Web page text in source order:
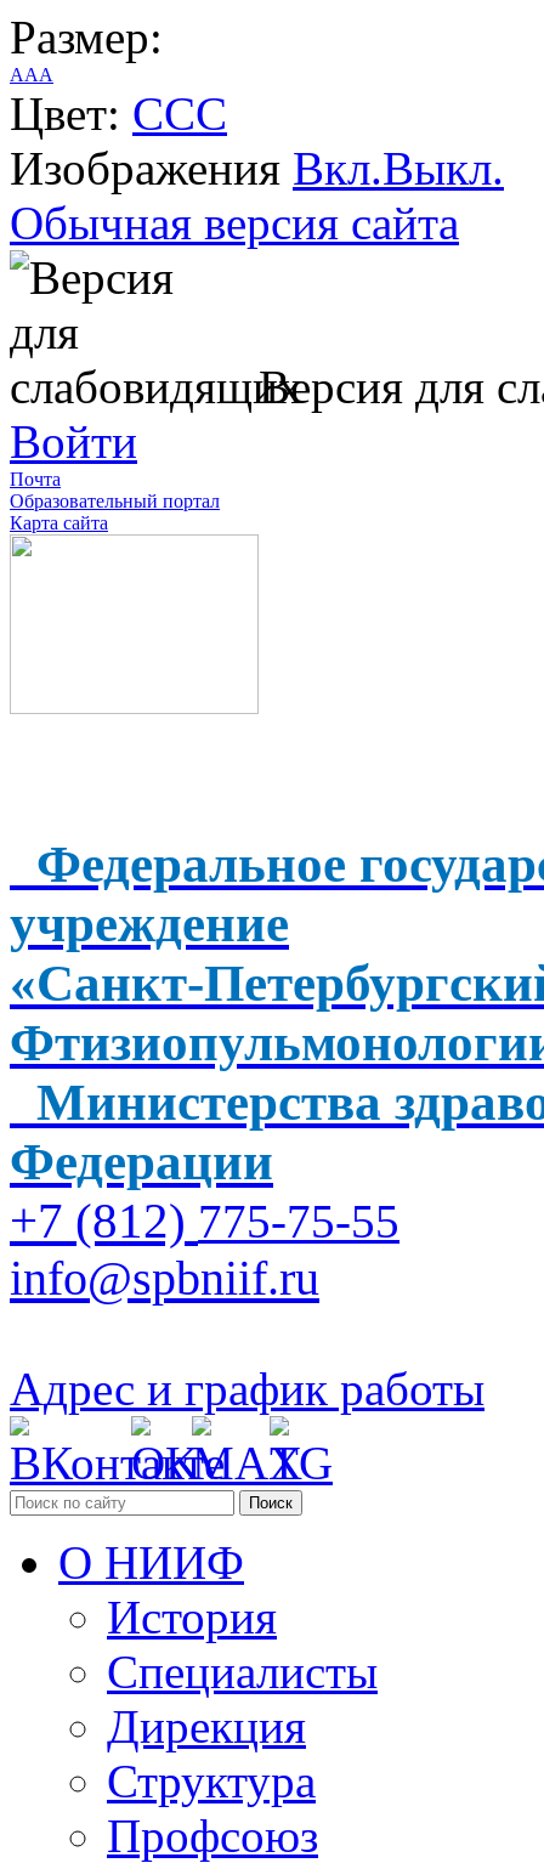
Размер:
AAA
Цвет: CCC
Изображения Вкл.Выкл.
Обычная версия сайта
Версия для
Войти
Почта
Образовательный портал
Карта сайта
Федеральное
учреждение
«Санкт-
Министерства
Федерации
+7 (812) 775-75-55
info@spbniif.ru
Адрес и график работы
Поиск
О НИИФ
История
Специалисты
Дирекция
Структура
Профсоюз